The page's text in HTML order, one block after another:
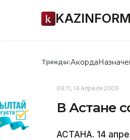
KAZINFORM
Тренды:Акорда
09:11, 14 Апреля 2009
В Астане
АСТАНА. 14